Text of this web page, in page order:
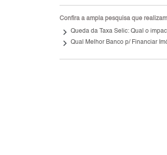
Confira a ampla pesquisa que
keyboard_arrow_right Queda da Taxa Selic: Qual o
keyboard_arrow_right Qual Melhor Banco p/ Financiar